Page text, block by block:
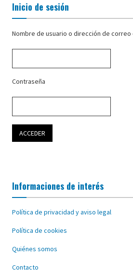
Inicio de sesión
Nombre de usuario o dirección de
Contraseña
Informaciones de interés
Política de privacidad y aviso legal
Política de cookies
Quiénes somos
Contacto